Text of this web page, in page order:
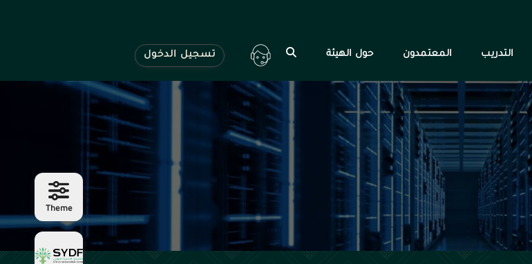
التدريب المعتمدون حول الهيئة تسجيل الدخول
Theme